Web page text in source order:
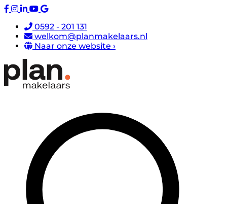
0592 - 201 131
welkom@planmakelaars.nl
Naar onze website ›